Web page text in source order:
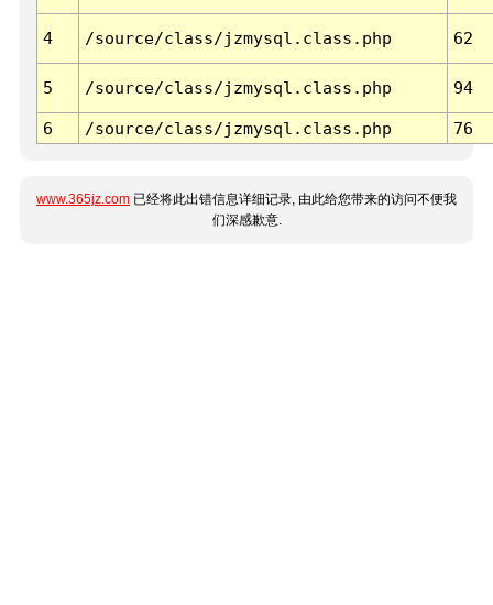
4 /source/class/jzmysql.class.php 62
5 /source/class/jzmysql.class.php 94
6 /source/class/jzmysql.class.php 76
www.365jz.com 已经将此出错信息详细记录, 由此给您带来的访问不便我
们深感歉意.